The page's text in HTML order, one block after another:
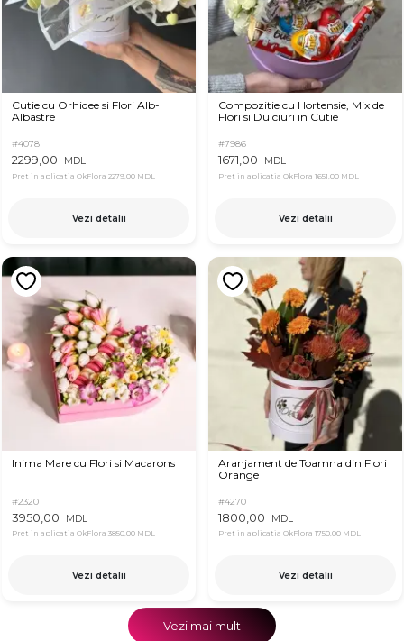
Cutie cu Orhidee si Flori Alb-
Albastre
#4078
2299,00 MDL
Pret in aplicatia OkFlora 2279,00 MDL
Vezi detalii
Compozitie cu Hortensie, Mix de
Flori si Dulciuri in Cutie
#7986
1671,00 MDL
Pret in aplicatia OkFlora 1651,00 MDL
Vezi detalii
Inima Mare cu Flori si Macarons
#2320
3950,00 MDL
Pret in aplicatia OkFlora 3850,00 MDL
Vezi detalii
Aranjament de Toamna din Flori
Orange
#4270
1800,00 MDL
Pret in aplicatia OkFlora 1750,00 MDL
Vezi detalii
Vezi mai mult